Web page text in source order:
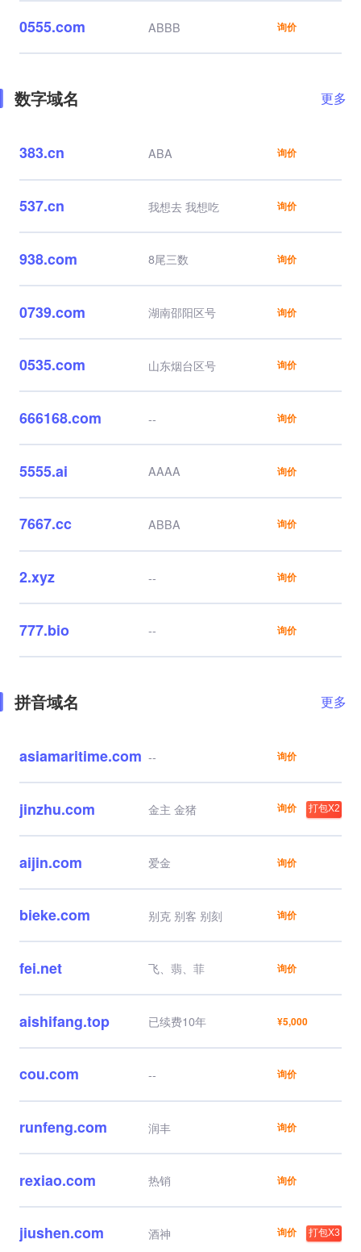
0555.com ABBB 询价
数字域名 更多
383.cn ABA 询价
537.cn 我想去 我想吃 询价
938.com 8尾三数 询价
0739.com 湖南邵阳区号 询价
0535.com 山东烟台区号 询价
666168.com -- 询价
5555.ai AAAA 询价
7667.cc ABBA 询价
2.xyz -- 询价
777.bio -- 询价
拼音域名 更多
asiamaritime.com -- 询价
jinzhu.com 金主 金猪 询价 打包X2
aijin.com 爱金 询价
bieke.com 别克 别客 别刻 询价
fei.net 飞、翡、菲 询价
aishifang.top 已续费10年 ¥5,000
cou.com -- 询价
runfeng.com 润丰 询价
rexiao.com 热销 询价
jiushen.com 酒神 询价 打包X3